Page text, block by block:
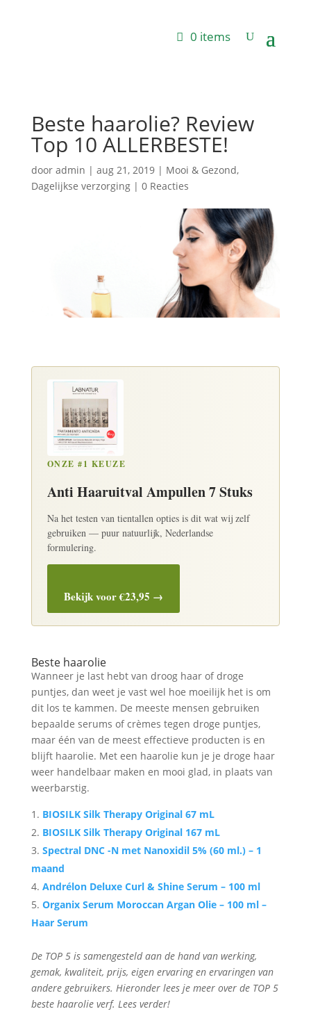
0 items
Beste haarolie? Review
Top 10 ALLERBESTE!
door admin | aug 21, 2019| Mooi & Gezond,
Dagelijkse verzorging| 0 Reacties
ONZE #1 KEUZE
Anti Haaruitval Ampullen 7 Stuks
Na het testen van tientallen opties is dit wat wij zelf
gebruiken — puur natuurlijk, Nederlandse
formulering.
Bekijk voor €23,95 →
Beste haarolie
Wanneer je last hebt van droog haar of droge
puntjes, dan weet je vast wel hoe moeilijk het is om
dit los te kammen. De meeste mensen gebruiken
bepaalde serums of crèmes tegen droge puntjes,
maar één van de meest effectieve producten is en
blijft haarolie. Met een haarolie kun je je droge haar
weer handelbaar maken en mooi glad, in plaats van
weerbarstig.
BIOSILK Silk Therapy Original 67 mL
BIOSILK Silk Therapy Original 167 mL
Spectral DNC -N met Nanoxidil 5% (60 ml.) – 1
maand
Andrélon Deluxe Curl & Shine Serum – 100 ml
Organix Serum Moroccan Argan Olie – 100 ml –
Haar Serum
De TOP 5 is samengesteld aan de hand van werking,
gemak, kwaliteit, prijs, eigen ervaring en ervaringen van
andere gebruikers. Hieronder lees je meer over de TOP 5
beste haarolie verf. Lees verder!